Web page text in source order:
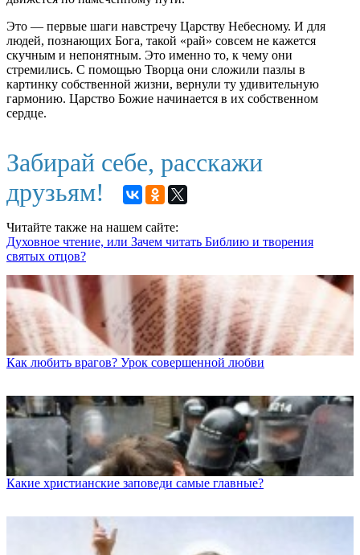
Это — первые шаги навстречу Царству Небесному. И для
людей, познающих Бога, такой «рай» совсем не кажется
скучным и непонятным. Это именно то, к чему они
стремились. С помощью Творца они сложили пазлы в
картинку собственной жизни, вернули ту удивительную
гармонию. Царство Божие начинается в их собственном
сердце.
Забирай себе, расскажи
друзьям!
Читайте также на нашем сайте:
Духовное чтение, или Зачем читать Библию и творения
святых отцов?
Как любить врагов? Урок совершенной любви
Какие христианские заповеди самые главные?